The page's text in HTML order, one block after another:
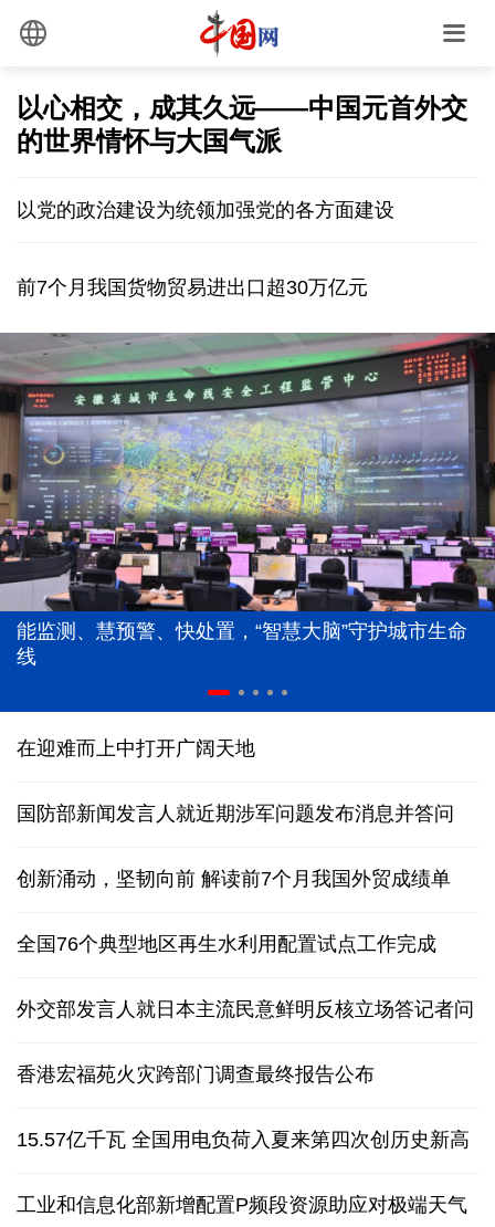
以心相交，成其久远——中国元首外交
的世界情怀与大国气派
以党的政治建设为统领加强党的各方面建设
前7个月我国货物贸易进出口超30万亿元
能监测、慧预警、快处置，“智慧大脑”守护城市生命
线
在迎难而上中打开广阔天地
国防部新闻发言人就近期涉军问题发布消息并答问
创新涌动，坚韧向前 解读前7个月我国外贸成绩单
全国76个典型地区再生水利用配置试点工作完成
外交部发言人就日本主流民意鲜明反核立场答记者问
香港宏福苑火灾跨部门调查最终报告公布
15.57亿千瓦 全国用电负荷入夏来第四次创历史新高
工业和信息化部新增配置P频段资源助应对极端天气